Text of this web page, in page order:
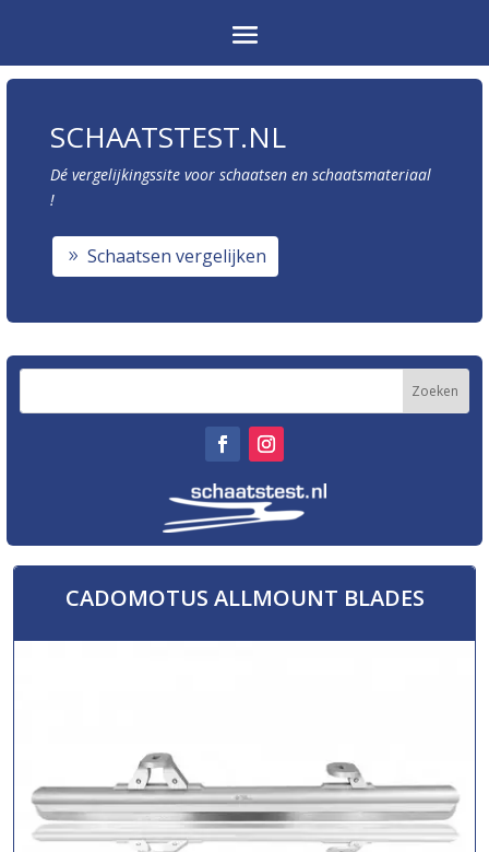
SCHAATSTEST.NL
Dé vergelijkingssite voor schaatsen en schaatsmateriaal
!
Schaatsen vergelijken
CADOMOTUS ALLMOUNT BLADES